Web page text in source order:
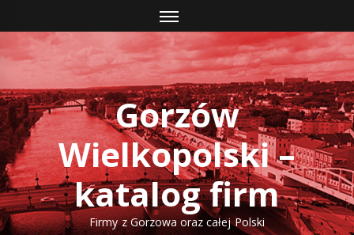
to
content
Gorzów
Wielkopolski –
katalog firm
Firmy z Gorzowa oraz całej Polski